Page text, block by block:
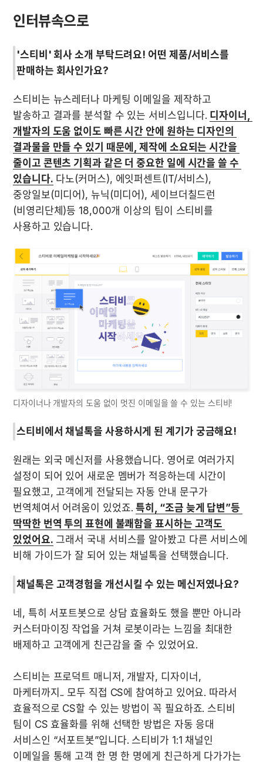
인터뷰속으로
'스티비' 회사 소개 부탁드려요! 어떤 제품/서비스를
판매하는 회사인가요?
스티비는 뉴스레터나 마케팅 이메일을 제작하고
발송하고 결과를 분석할 수 있는 서비스입니다. 디자이너,
개발자의 도움 없이도 빠른 시간 안에 원하는 디자인의
결과물을 만들 수 있기 때문에, 제작에 소요되는 시간을
줄이고 콘텐츠 기획과 같은 더 중요한 일에 시간을 쓸 수
있습니다. 다노(커머스), 에잇퍼센트(IT/서비스),
중앙일보(미디어), 뉴닉(미디어), 세이브더칠드런
(비영리단체)등 18,000개 이상의 팀이 스티비를
사용하고 있습니다.
디자이너나 개발자의 도움 없이 멋진 이메일을 쓸 수 있는 스티비!
스티비에서 채널톡을 사용하시게 된 계기가 궁금해요!
원래는 외국 메신저를 사용했습니다. 영어로 여러가지
설정이 되어 있어 새로운 멤버가 적응하는데 시간이
필요했고, 고객에게 전달되는 자동 안내 문구가
번역체여서 어려움이 있었죠. 특히, “조금 늦게 답변”등
딱딱한 번역 투의 표현에 불쾌함을 표시하는 고객도
있었어요. 그래서 국내 서비스를 알아봤고 다른 서비스에
비해 가이드가 잘 되어 있는 채널톡을 선택했습니다.
채널톡은 고객경험을 개선시킬 수 있는 메신저였나요?
네, 특히 서포트봇으로 상담 효율화도 했을 뿐만 아니라
커스터마이징 작업을 거쳐 로봇이라는 느낌을 최대한
배제하고 고객에게 친근감을 줄 수 있었어요.
스티비는 프로덕트 매니저, 개발자, 디자이너,
마케터까지.. 모두 직접 CS에 참여하고 있어요. 따라서
효율적으로 CS할 수 있는 방법이 꼭 필요하죠. 스티비
팀이 CS 효율화를 위해 선택한 방법은 자동 응대
서비스인 “서포트봇”입니다. 스티비가 1:1 채널인
이메일을 통해 고객 한 명 한 명에게 친근하게 다가가는